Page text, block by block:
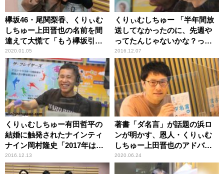
欅坂46・尾関梨香、くりぃむ
しちゅー上田晋也の名前を間
違えて大慌て「もう欅坂引退
だ…」
2020.01.05
くりぃむしちゅー 「半年間放
送してなかったのに、先週や
ってたんじゃないかな？って
くらいの放送」
2016.12.07
くりぃむしちゅー有田哲平の
結婚に触発されたナインティ
ナイン岡村隆史「2017年は本
気で合コンをします」
2016.12.13
著書「ダ名言」が話題の浜ロ
ンが明かす、恩人・くりぃむ
しちゅー上田晋也のアドバイ
ス
2020.06.24